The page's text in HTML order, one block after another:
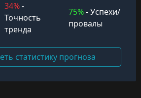
34%-
Точность
тренда
75%- Успехи/
провалы
статистику прогноза